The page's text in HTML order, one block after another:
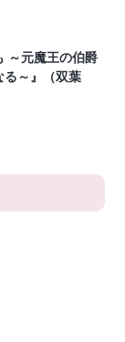
～元魔王の伯爵
る～』（双葉